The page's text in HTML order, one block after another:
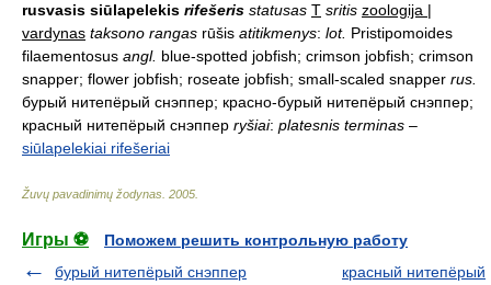
rusvasis siūlapelekis rifešeris statusas T sritis zoologija |
vardynas taksono rangas rūšis atitikmenys: lot. Pristipomoides
filaementosus angl. blue-spotted jobfish; crimson jobfish; crimson
snapper; flower jobfish; roseate jobfish; small-scaled snapper rus.
бурый нитепёрый снэппер; красно-бурый нитепёрый снэппер;
красный нитепёрый снэппер ryšiai: platesnis terminas –
siūlapelekiai rifešeriai
Žuvų pavadinimų žodynas 2005
Игры ⚽
Поможем решить контрольную работу
бурый нитепёрый снэппер
красный нитепёрый